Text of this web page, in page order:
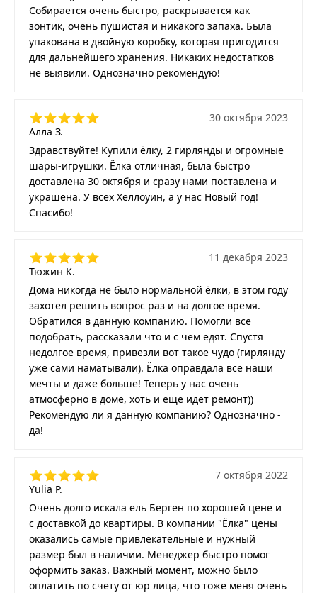
Собирается очень быстро, раскрывается как
зонтик, очень пушистая и никакого запаха. Была
упакована в двойную коробку, которая пригодится
для дальнейшего хранения. Никаких недостатков
не выявили. Однозначно рекомендую!
Алла З.
30 октября 2023
Здравствуйте! Купили ёлку, 2 гирлянды и огромные
шары-игрушки. Ёлка отличная, была быстро
доставлена 30 октября и сразу нами поставлена и
украшена. У всех Хеллоуин, а у нас Новый год!
Спасибо!
Тюжин К.
11 декабря 2023
Дома никогда не было нормальной ёлки, в этом году
захотел решить вопрос раз и на долгое время.
Обратился в данную компанию. Помогли все
подобрать, рассказали что и с чем едят. Спустя
недолгое время, привезли вот такое чудо (гирлянду
уже сами наматывали). Ёлка оправдала все наши
мечты и даже больше! Теперь у нас очень
атмосферно в доме, хоть и еще идет ремонт))
Рекомендую ли я данную компанию? Однозначно -
да!
Yulia P.
7 октября 2022
Очень долго искала ель Берген по хорошей цене и
с доставкой до квартиры. В компании "Ёлка" цены
оказались самые привлекательные и нужный
размер был в наличии. Менеджер быстро помог
оформить заказ. Важный момент, можно было
оплатить по счету от юр лица, что тоже меня очень